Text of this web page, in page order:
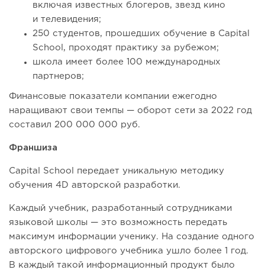
включая известных блогеров, звезд кино
и телевидения;
250 студентов, прошедших обучение в Capital
School, проходят практику за рубежом;
школа имеет более 100 международных
партнеров;
Финансовые показатели компании ежегодно
наращивают свои темпы — оборот сети за 2022 год
составил 200 000 000 руб.
Франшиза
Capital School передает уникальную методику
обучения 4D авторской разработки.
Каждый учебник, разработанный сотрудниками
языковой школы — это возможность передать
максимум информации ученику. На создание одного
авторского цифрового учебника ушло более 1 год.
В каждый такой информационный продукт было